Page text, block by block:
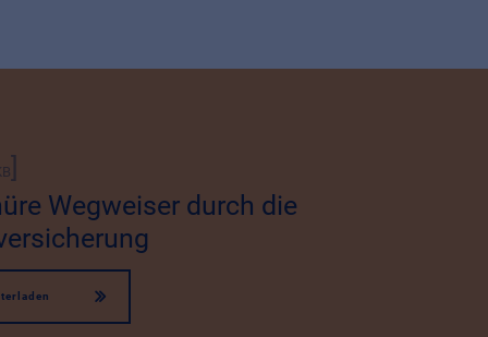
]
Wegweiser durch die